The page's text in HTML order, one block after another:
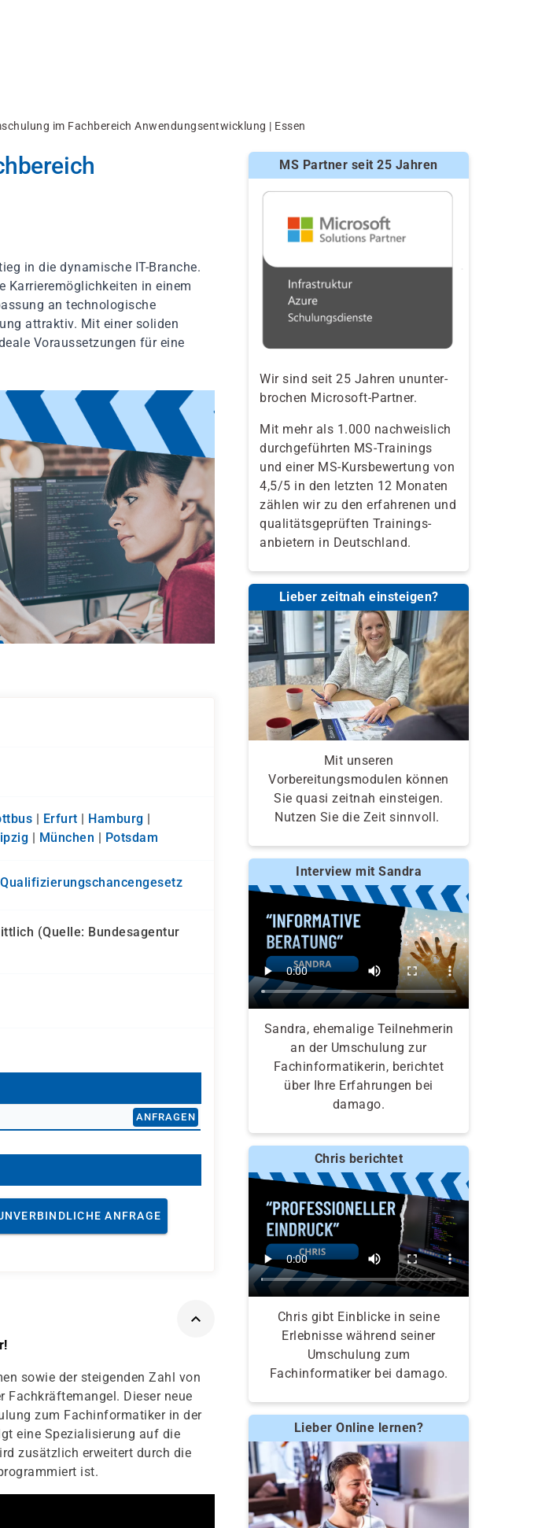
im Fachbereich Anwendungsentwicklung | Essen
in die dynamische IT-Branche.
in einem
an technologische
attraktiv. Mit einer soliden
Voraussetzungen für eine
| Erfurt | Hamburg |
| München | Potsdam
Qualifizierungs­chancen­gesetz
(Quelle: Bundesagentur
ANFRAGEN
ANFRAGE
sowie der steigenden Zahl von
Fachkräftemangel. Dieser neue
zum Fachinformatiker in der
eine Spezialisierung auf die
zusätzlich erweitert durch die
ist.
MS Partner seit 25 Jahren
Wir sind seit 25 Jahren ununter-
brochen Microsoft-Partner.
Mit mehr als 1.000 nachweislich
durchgeführten MS-Trainings
und einer MS-Kursbewertung von
4,5/5 in den letzten 12 Monaten
zählen wir zu den erfahrenen und
qualitäts­geprüften Trainings­
anbietern in Deutschland.
Lieber zeitnah einsteigen?
Mit unseren
Vorbereitungsmodulen können
Sie quasi zeitnah einsteigen.
Nutzen Sie die Zeit sinnvoll.
Interview mit Sandra
Sandra, ehemalige Teilnehmerin
an der Umschulung zur
Fachinformatikerin, berichtet
über Ihre Erfahrungen bei
damago.
Chris berichtet
Chris gibt Einblicke in seine
Erlebnisse während seiner
Umschulung zum
Fachinformatiker bei damago.
Lieber Online lernen?